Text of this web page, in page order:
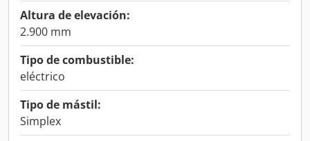
Altura de elevación:
2.900 mm
Tipo de combustible:
eléctrico
Tipo de mástil:
Simplex